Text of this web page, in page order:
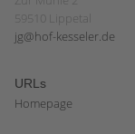
59510 Lippetal
jg@hof-kesseler.de
URLs
Homepage